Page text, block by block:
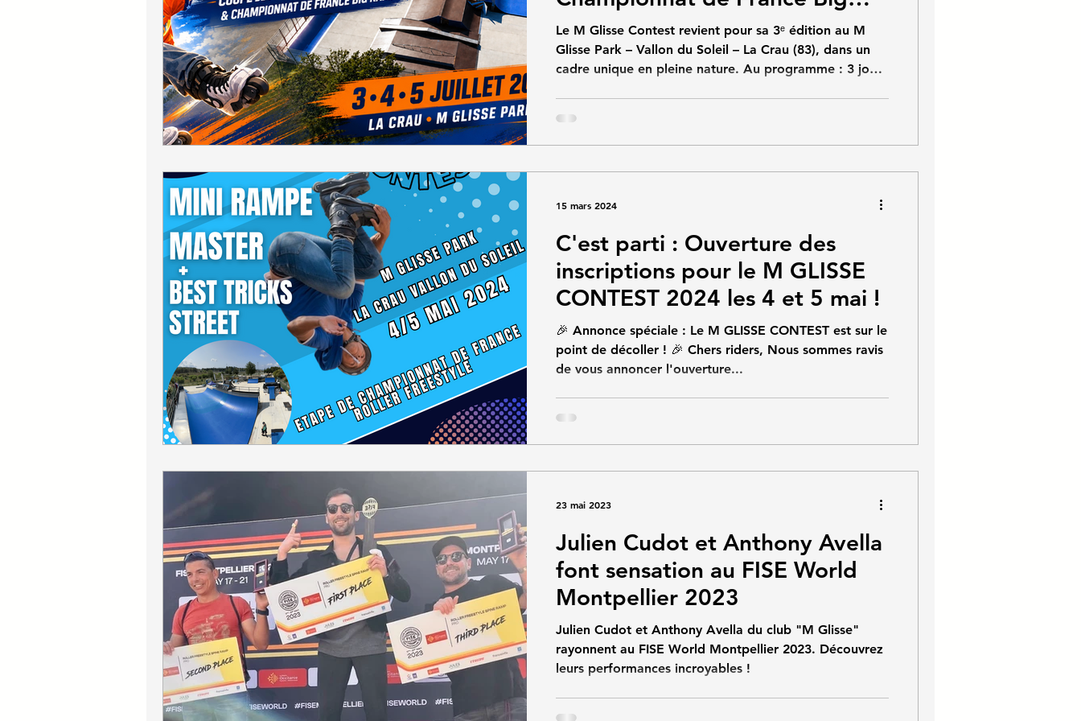
Rampe
Le M Glisse Contest revient pour sa 3ᵉ édition au M
Glisse Park – Vallon du Soleil – La Crau (83), dans un
cadre unique en pleine nature. Au programme : 3 jours
(Vert / Half Pipe), ouverts aux riders français et
internationaux. 👉 Inscriptions (HelloAsso) : 📄
Park (3★) Cham
C'est parti : Ouverture des
inscriptions pour le M GLISSE
CONTEST 2024 les 4 et 5 mai !
🎉 Annonce spéciale : Le M GLISSE CONTEST est sur le
point de décoller ! 🎉 Chers riders, Nous sommes ravis
de vous annoncer l'ouverture...
15 mars 2024
Julien Cudot et Anthony Avella
font sensation au FISE World
Montpellier 2023
Julien Cudot et Anthony Avella du club "M Glisse"
rayonnent au FISE World Montpellier 2023. Découvrez
leurs performances incroyables !
23 mai 2023